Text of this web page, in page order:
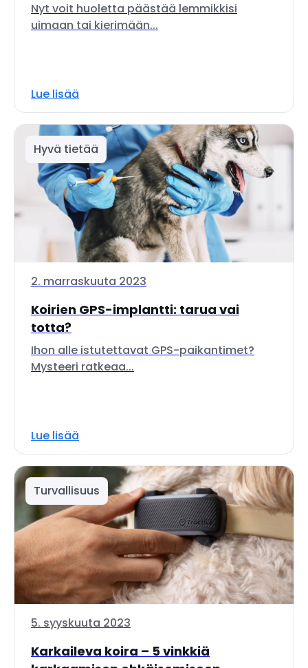
Nyt voit huoletta päästää lemmikkisi
uimaan tai kierimään...
Lue lisää
Hyvä tietää
2. marraskuuta 2023
Koirien GPS-implantti: tarua vai
totta?
Ihon alle istutettavat GPS-paikantimet?
Mysteeri ratkeaa...
Lue lisää
Turvallisuus
5. syyskuuta 2023
Karkaileva koira – 5 vinkkiä